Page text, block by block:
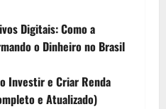
Digitais: Como a
o Dinheiro no Brasil
Investir e Criar Renda
e Atualizado)